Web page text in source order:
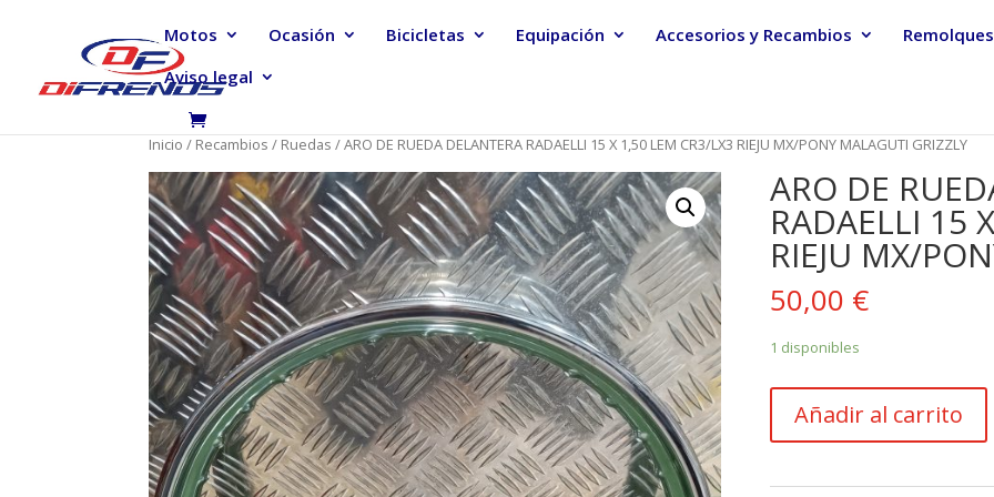
Motos Ocasión Bicicletas Equipación Accesorios y Recambios
Remolques
Aviso legal
Inicio / Recambios / Ruedas / ARO DE RUEDA DELANTERA RADAELLI 15 X 1,50 LEM CR3/LX3 RIEJU MX/PONY MALAGUTI GRIZZLY
ARO DE
RADAELLI 15
RIEJU MX/
50,00 €
1 disponibles
Añadir al carrito